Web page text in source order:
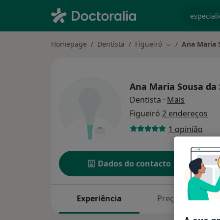
Homepage Dentista Figueiró Mudar deAna Maria
Ana Maria Sousa da
Dentista · Mais
Figueiró 2 endereços
1 opinião
Dados do contacto
Experiência Preços